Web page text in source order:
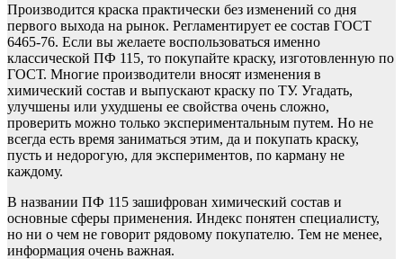
Производится краска практически без изменений со дня
первого выхода на рынок. Регламентирует ее состав ГОСТ
6465-76. Если вы желаете воспользоваться именно
классической ПФ 115, то покупайте краску, изготовленную по
ГОСТ. Многие производители вносят изменения в
химический состав и выпускают краску по ТУ. Угадать,
улучшены или ухудшены ее свойства очень сложно,
проверить можно только экспериментальным путем. Но не
всегда есть время заниматься этим, да и покупать краску,
пусть и недорогую, для экспериментов, по карману не
каждому.
В названии ПФ 115 зашифрован химический состав и
основные сферы применения. Индекс понятен специалисту,
но ни о чем не говорит рядовому покупателю. Тем не менее,
информация очень важная.